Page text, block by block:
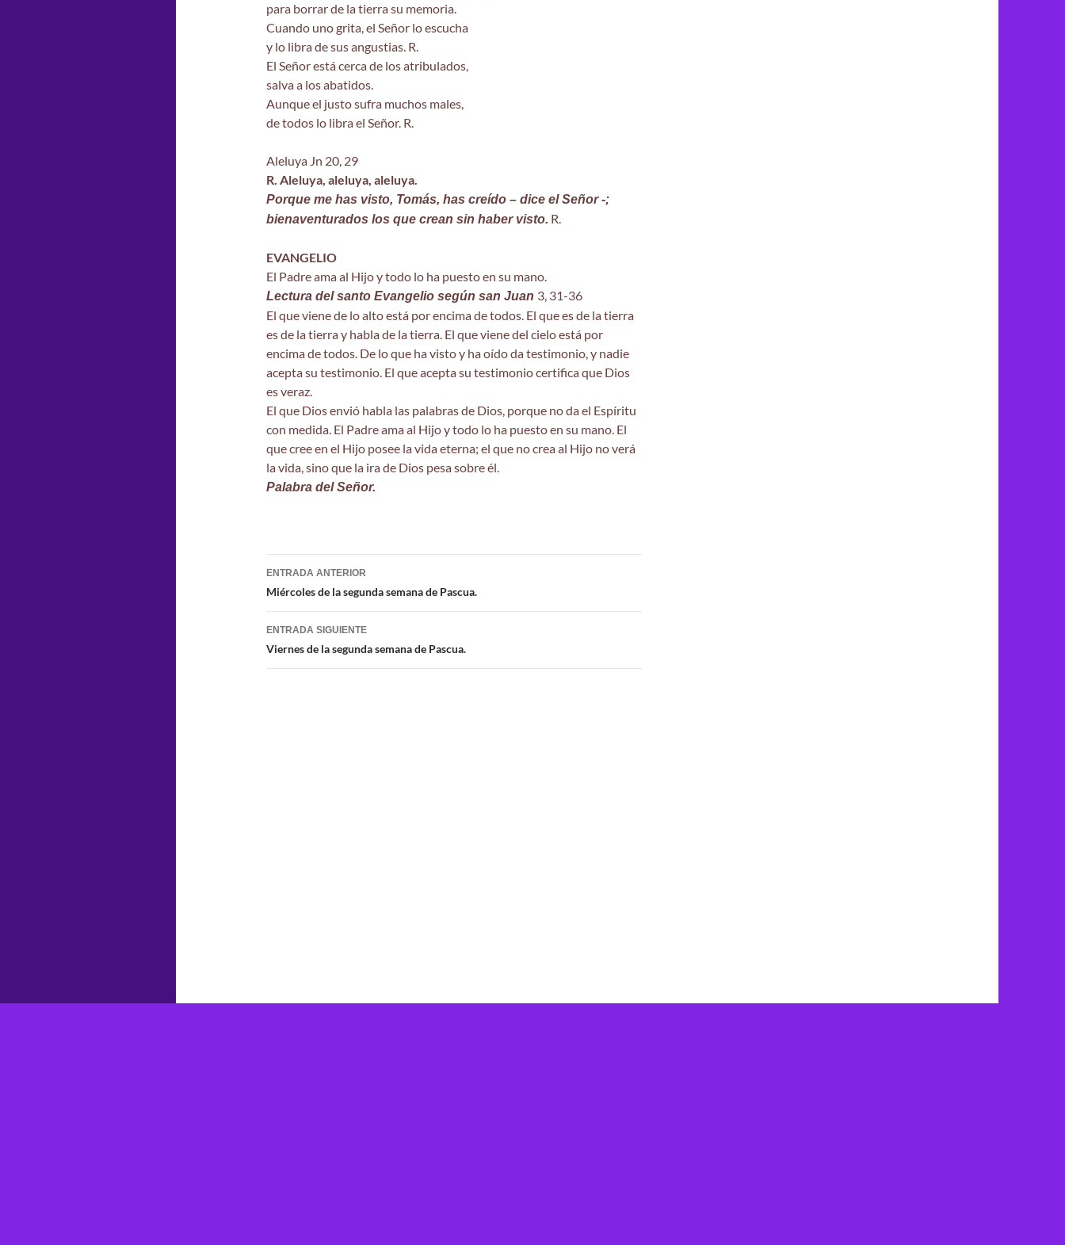
para borrar de la tierra su memoria.
Cuando uno grita, el Señor lo escucha
y lo libra de sus angustias. R.
El Señor está cerca de los atribulados,
salva a los abatidos.
Aunque el justo sufra muchos males,
de todos lo libra el Señor. R.
Aleluya Jn 20, 29
R. Aleluya, aleluya, aleluya.
Porque me has visto, Tomás, has creído – dice el Señor -;
bienaventurados los que crean sin haber visto. R.
EVANGELIO
El Padre ama al Hijo y todo lo ha puesto en su mano.
Lectura del santo Evangelio según san Juan 3, 31-36
El que viene de lo alto está por encima de todos. El que es de la tierra
es de la tierra y habla de la tierra. El que viene del cielo está por
encima de todos. De lo que ha visto y ha oído da testimonio, y nadie
acepta su testimonio. El que acepta su testimonio certifica que Dios
es veraz.
El que Dios envió habla las palabras de Dios, porque no da el Espíritu
con medida. El Padre ama al Hijo y todo lo ha puesto en su mano. El
que cree en el Hijo posee la vida eterna; el que no crea al Hijo no verá
la vida, sino que la ira de Dios pesa sobre él.
Palabra del Señor.
Navegación
de
entradas
ENTRADA ANTERIOR
Miércoles de la segunda semana de Pascua.
ENTRADA SIGUIENTE
Viernes de la segunda semana de Pascua.